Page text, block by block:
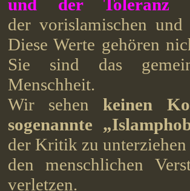
und der Toleranz
der vorislamischen und
Diese Werte gehören
Sie sind das
Menschheit.
Wir sehenkeinen
sogenannte
der Kritik zu unterziehen
den menschlichen
verletzen.